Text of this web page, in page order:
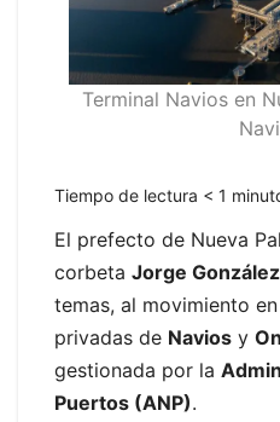
Terminal Navios en
Tiempo de lectura < 1
El prefecto de Nueva
corbeta Jorge González
temas, al movimiento
privadas de Navios y
gestionada por la
Puertos (ANP).